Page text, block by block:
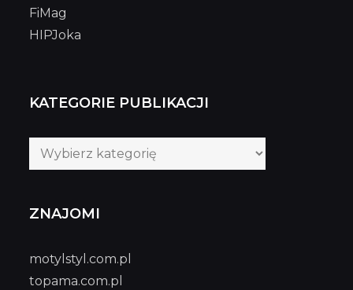
FiMag
HIPJoka
KATEGORIE PUBLIKACJI
Kategorie
publikacji
ZNAJOMI
motylstyl.com.pl
topama.com.pl